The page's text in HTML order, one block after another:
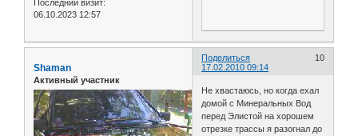
Последний визит:
06.10.2023 12:57
Поделиться
10
17.02.2010 09:14
Shaman
Активный участник
Не хвастаюсь, но когда ехал
домой с Минеральных Вод
перед Элистой на хорошем
отрезке трассы я разогнал до